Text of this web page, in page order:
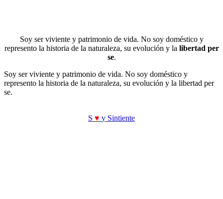
Soy ser viviente y patrimonio de vida. No soy doméstico y
represento la historia de la naturaleza, su evolución y la libertad per
se.
Soy ser viviente y patrimonio de vida. No soy doméstico y
represento la historia de la naturaleza, su evolución y la libertad per
se.
S ♥ y Sintiente